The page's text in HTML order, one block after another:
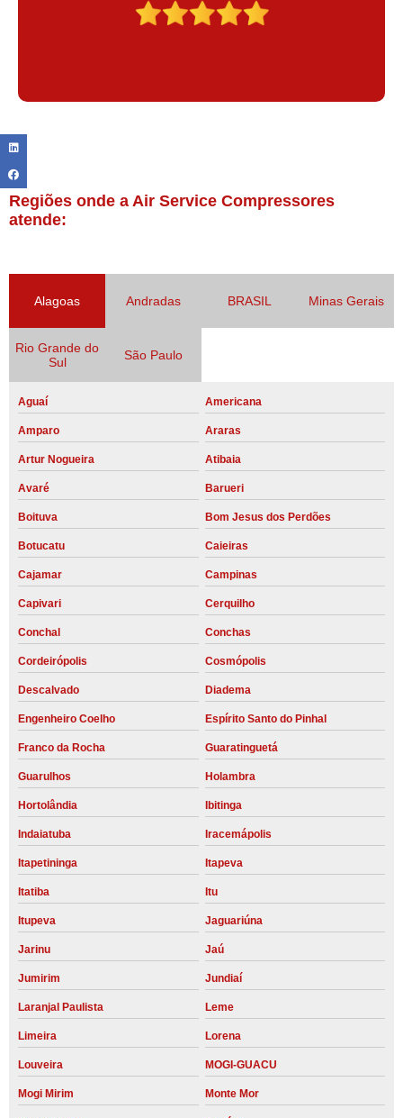
Regiões onde a Air Service Compressores
atende:
Alagoas Andradas BRASIL Minas Gerais
Rio Grande do
Sul
São Paulo
Aguaí Americana
Amparo Araras
Artur Nogueira Atibaia
Avaré Barueri
Boituva Bom Jesus dos Perdões
Botucatu Caieiras
Cajamar Campinas
Capivari Cerquilho
Conchal Conchas
Cordeirópolis Cosmópolis
Descalvado Diadema
Engenheiro Coelho Espírito Santo do Pinhal
Franco da Rocha Guaratinguetá
Guarulhos Holambra
Hortolândia Ibitinga
Indaiatuba Iracemápolis
Itapetininga Itapeva
Itatiba Itu
Itupeva Jaguariúna
Jarinu Jaú
Jumirim Jundiaí
Laranjal Paulista Leme
Limeira Lorena
Louveira MOGI-GUACU
Mogi Mirim Monte Mor